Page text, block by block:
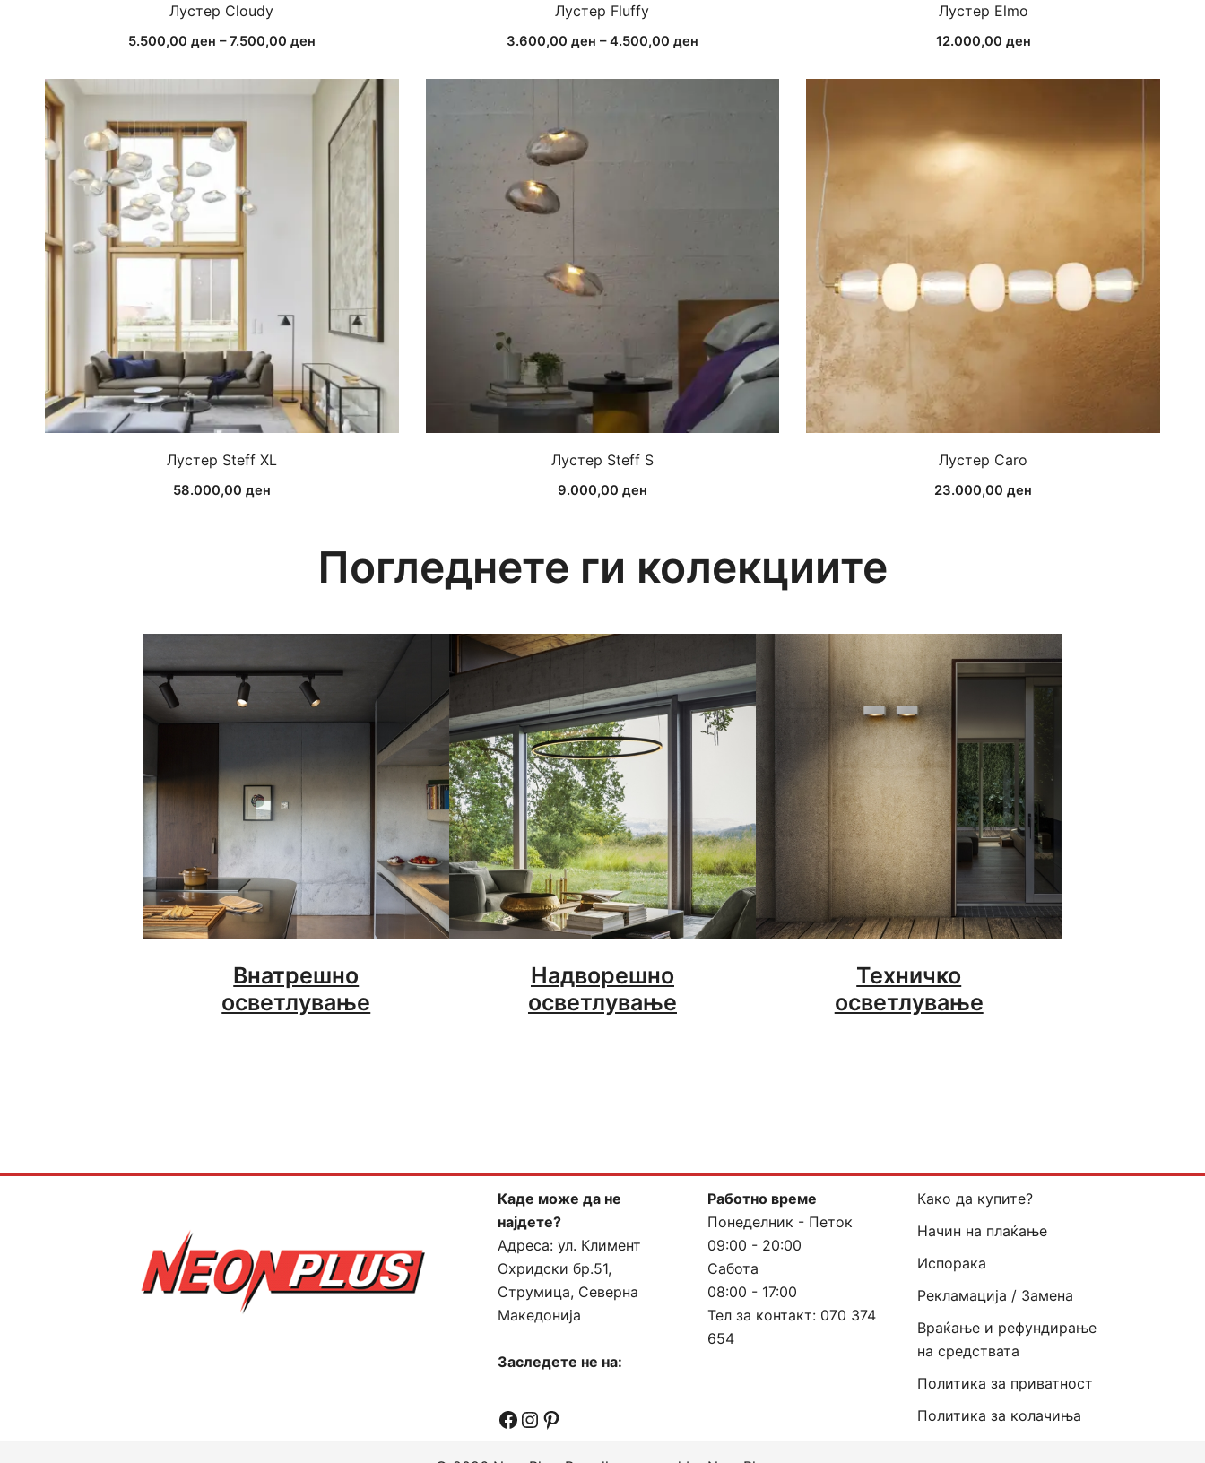
Лустер Cloudy
5.500,00 ден – 7.500,00 денPrice
5.500,00 ден
through
7.500,00 ден
Лустер Fluffy
3.600,00 ден – 4.500,00 денPrice
3.600,00 ден
Лустер Elmo
12.000,00 ден
Лустер Steff XL
58.000,00 ден
Лустер Steff S
9.000,00 ден
Лустер Caro
23.000,00ден
Погледнете ги колекциите
Внатрешно
осветлување
Надворешно
осветлување
Техничко
осветлување
Каде може да не
најдете?
Адреса: ул. Климент
Охридски бр.51,
Струмица, Северна
Македонија
Заследете не на:
Facebook
Instagram
Pinterest
Работно време
Понеделник - Петок
09:00 - 20:00
Сабота
08:00 - 17:00
Тел за контакт: 070 374
654
Како да купите?
Начин на плаќање
Испорака
Рекламација / Замена
Враќање и рефундирање
на средствата
Политика за приватност
Политика за колачиња